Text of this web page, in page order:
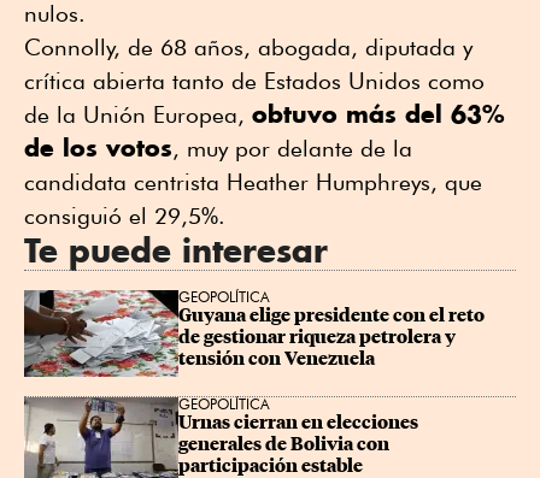
nulos.
Connolly, de 68 años, abogada, diputada y
crítica abierta tanto de Estados Unidos como
de la Unión Europea, obtuvo más del 63%
de los votos, muy por delante de la
candidata centrista Heather Humphreys, que
consiguió el 29,5%.
Te puede interesar
GEOPOLÍTICA
Guyana elige presidente con el reto
de gestionar riqueza petrolera y
tensión con Venezuela
GEOPOLÍTICA
Urnas cierran en elecciones
generales de Bolivia con
participación estable